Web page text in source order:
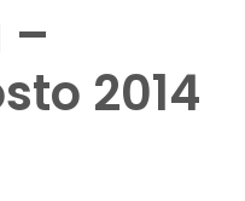
–
2014